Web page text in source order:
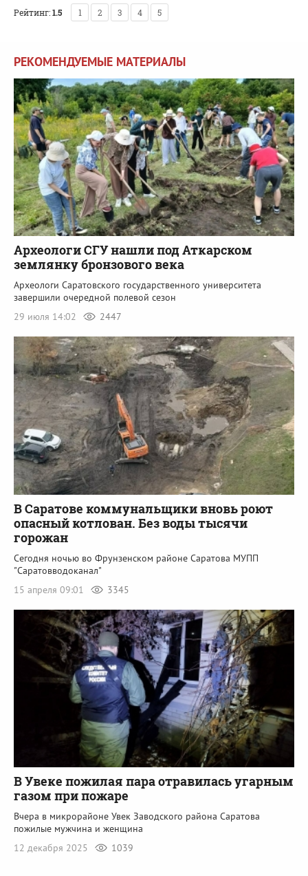
Рейтинг:1.5 1 2 3 4 5
РЕКОМЕНДУЕМЫЕ МАТЕРИАЛЫ
Археологи СГУ нашли под Аткарском
землянку бронзового века
Археологи Саратовского государственного университета
завершили очередной полевой сезон
29 июля 14:02
2447
В Саратове коммунальщики вновь роют
опасный котлован. Без воды тысячи
горожан
Сегодня ночью во Фрунзенском районе Саратова МУПП
"Саратовводоканал"
15 апреля 09:01
3345
В Увеке пожилая пара отравилась угарным
газом при пожаре
Вчера в микрорайоне Увек Заводского района Саратова
пожилые мужчина и женщина
12 декабря 2025
1039